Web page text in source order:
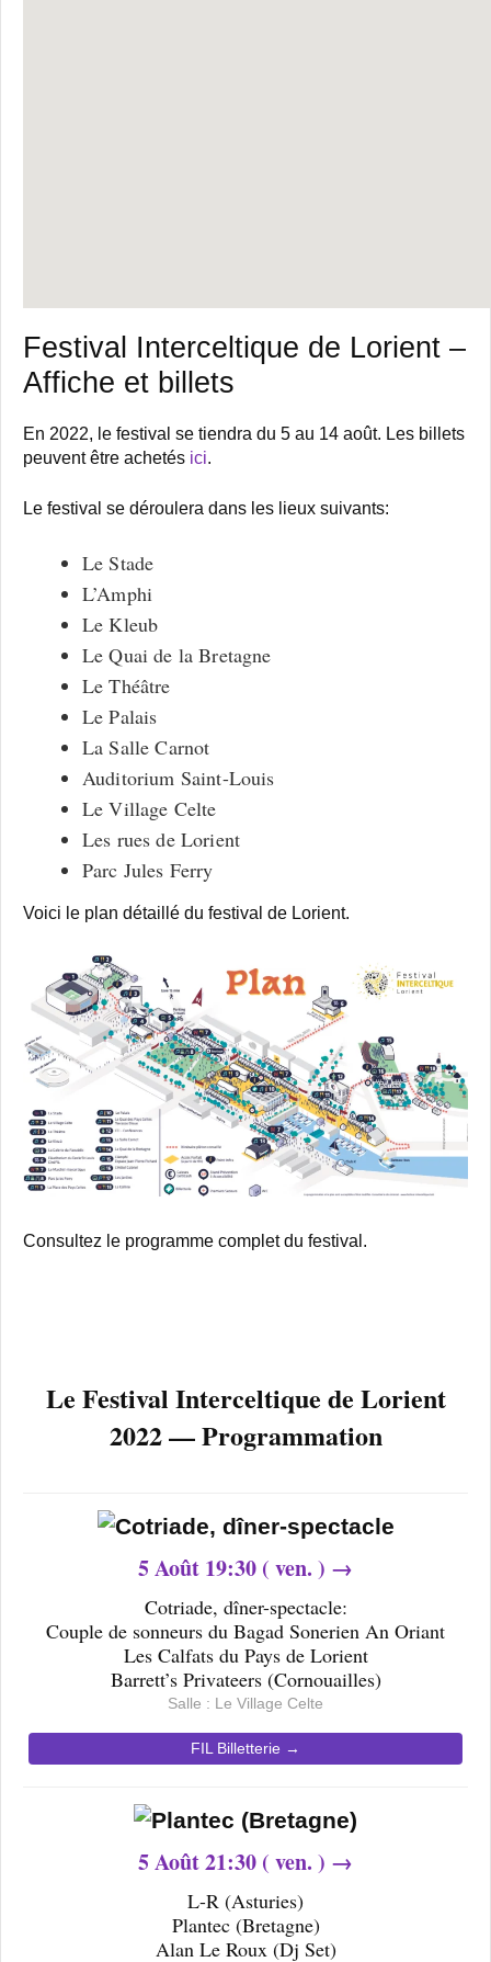
Festival Interceltique de Lorient –
Affiche et billets
En 2022, le festival se tiendra du 5 au 14 août. Les billets
peuvent être achetés ici.
Le festival se déroulera dans les lieux suivants:
Le Stade
L’Amphi
Le Kleub
Le Quai de la Bretagne
Le Théâtre
Le Palais
La Salle Carnot
Auditorium Saint-Louis
Le Village Celte
Les rues de Lorient
Parc Jules Ferry
Voici le plan détaillé du festival de Lorient.
Consultez le programme complet du festival.
Le Festival Interceltique de Lorient
2022 — Programmation
5 Août 19:30 ( ven. ) →
Cotriade, dîner-spectacle:
Couple de sonneurs du Bagad Sonerien An Oriant
Les Calfats du Pays de Lorient
Barrett’s Privateers (Cornouailles)
Salle : Le Village Celte
FIL Billetterie →
5Août 21:30 ( ven. ) →
L-R (Asturies)
Plantec (Bretagne)
Alan Le Roux (Dj Set)